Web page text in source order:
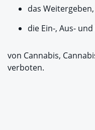
das Weitergeben,
die Ein-, Aus-
von Cannabis,
verboten.